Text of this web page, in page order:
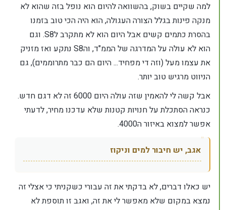
למה שקיים בשוק, בהשוואה להיום הוא נופל בזה שהוא לא
מנקה פינות בגלל הצורה העגולה, הוא היה הכי טוב בזמנו
בהסרת כתמים קשים אבל היום הוא לא מתקרב לS8. וגם
הוא לא עולה על המדרגה של הממ"ד, והS8 נתקע ואז מזניק
את עצמו מעל (וזה די מפחיד... היום הם כבר מתרוממים), גם
הניווט מרגיש טוב יותר.
אבל קשה לי להאמין שזה עולה היום 6000 זה לא דגם חדש.
כנראה הסתכלת על חנויות קטנות שלא עדכנו מחיר, לדעתי
אפשר למצוא באיזור ה4000.
אגב, יש חיבור למים וניקוז
יש כאלו דברים, לא בדקתי את זה עבורי כשקניתי כי אצלי זה
נמצא במקום שלא מאפשר לי את זה, ואגב זו תוספת לא